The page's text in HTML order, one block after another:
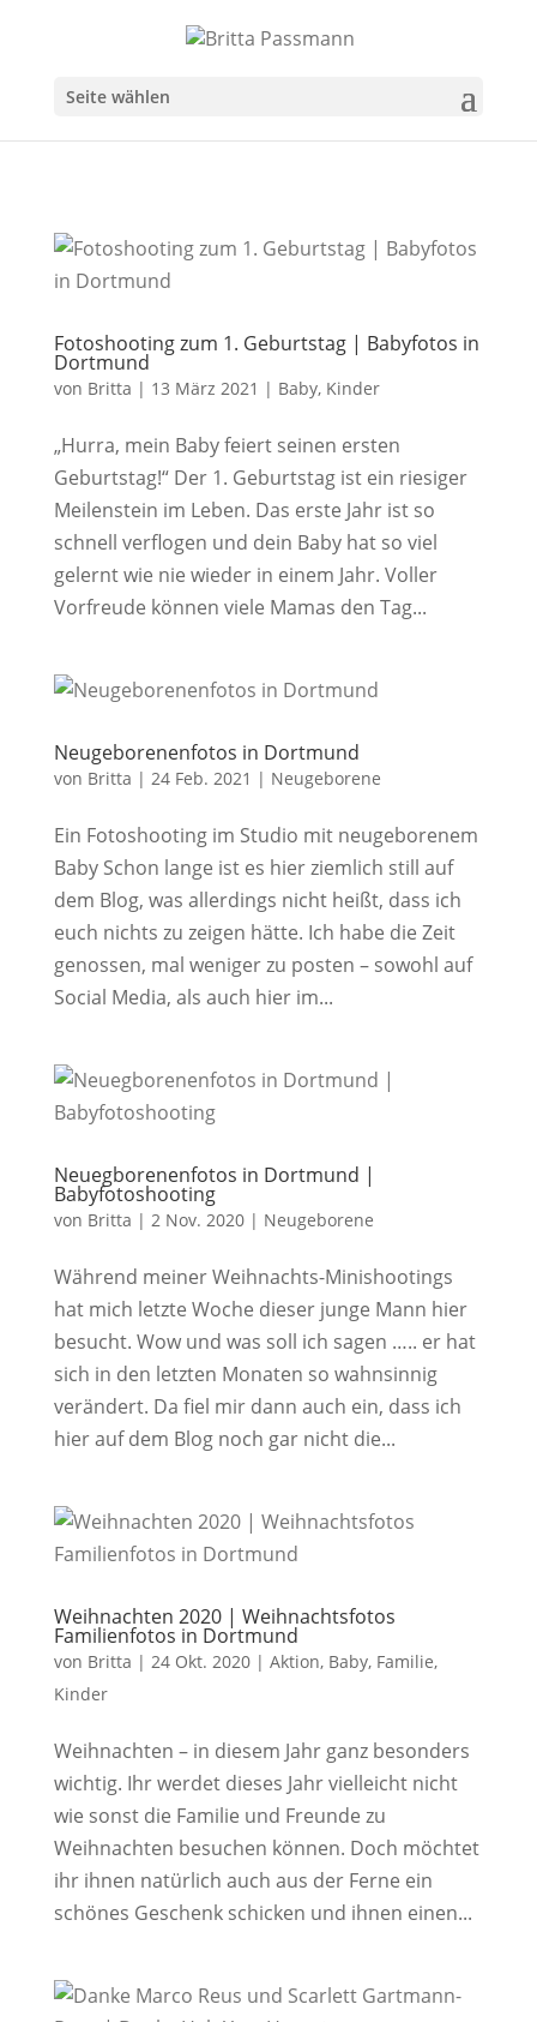
Seite wählen
Fotoshooting zum 1. Geburtstag | Babyfotos in
Dortmund
von Britta | 13 März 2021 | Baby, Kinder
„Hurra, mein Baby feiert seinen ersten
Geburtstag!“ Der 1. Geburtstag ist ein riesiger
Meilenstein im Leben. Das erste Jahr ist so
schnell verflogen und dein Baby hat so viel
gelernt wie nie wieder in einem Jahr. Voller
Vorfreude können viele Mamas den Tag...
Neugeborenenfotos in Dortmund
von Britta | 24 Feb. 2021 | Neugeborene
Ein Fotoshooting im Studio mit neugeborenem
Baby Schon lange ist es hier ziemlich still auf
dem Blog, was allerdings nicht heißt, dass ich
euch nichts zu zeigen hätte. Ich habe die Zeit
genossen, mal weniger zu posten – sowohl auf
Social Media, als auch hier im...
Neuegborenenfotos in Dortmund |
Babyfotoshooting
von Britta | 2 Nov. 2020| Neugeborene
Während meiner Weihnachts-Minishootings
hat mich letzte Woche dieser junge Mann hier
besucht. Wow und was soll ich sagen ….. er hat
sich in den letzten Monaten so wahnsinnig
verändert. Da fiel mir dann auch ein, dass ich
hier auf dem Blog noch gar nicht die...
Weihnachten 2020 | Weihnachtsfotos
Familienfotos in Dortmund
von Britta | 24 Okt. 2020| Aktion, Baby, Familie,
Kinder
Weihnachten – in diesem Jahr ganz besonders
wichtig. Ihr werdet dieses Jahr vielleicht nicht
wie sonst die Familie und Freunde zu
Weihnachten besuchen können. Doch möchtet
ihr ihnen natürlich auch aus der Ferne ein
schönes Geschenk schicken und ihnen einen...